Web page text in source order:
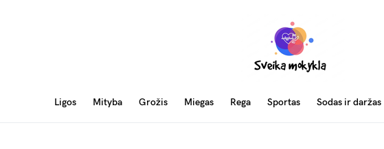
Ligos Mityba Grožis Miegas Rega Sportas Sodas ir daržas